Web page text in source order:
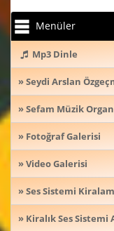
Menüler
Mp3 Dinle
» Seydi Arslan
» Sefam Müzik
» Fotoğraf Galerisi
» Video Galerisi
» Ses Sistemi
» Kiralık Ses Sistemi